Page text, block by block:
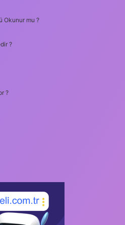
Okunur mu ?
?
?